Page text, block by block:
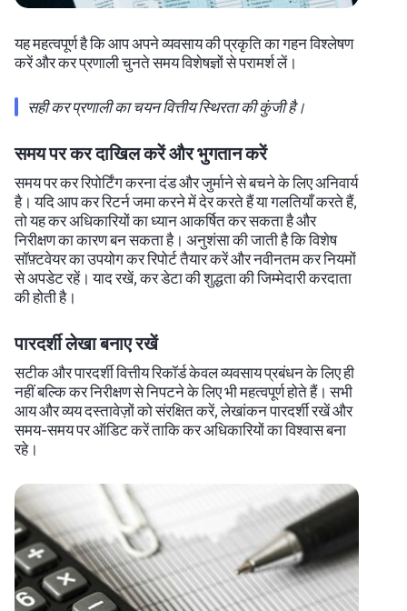
यह महत्वपूर्ण है कि आप अपने व्यवसाय की प्रकृति का गहन विश्लेषण
करें और कर प्रणाली चुनते समय विशेषज्ञों से परामर्श लें।
सही कर प्रणाली का चयन वित्तीय स्थिरता की कुंजी है।
समय पर कर दाखिल करें और भुगतान करें
समय पर कर रिपोर्टिंग करना दंड और जुर्माने से बचने के लिए अनिवार्य
है। यदि आप कर रिटर्न जमा करने में देर करते हैं या गलतियाँ करते हैं,
तो यह कर अधिकारियों का ध्यान आकर्षित कर सकता है और
निरीक्षण का कारण बन सकता है। अनुशंसा की जाती है कि विशेष
सॉफ़्टवेयर का उपयोग कर रिपोर्ट तैयार करें और नवीनतम कर नियमों
से अपडेट रहें। याद रखें, कर डेटा की शुद्धता की जिम्मेदारी करदाता
की होती है।
पारदर्शी लेखा बनाए रखें
सटीक और पारदर्शी वित्तीय रिकॉर्ड केवल व्यवसाय प्रबंधन के लिए ही
नहीं बल्कि कर निरीक्षण से निपटने के लिए भी महत्वपूर्ण होते हैं। सभी
आय और व्यय दस्तावेज़ों को संरक्षित करें, लेखांकन पारदर्शी रखें और
समय-समय पर ऑडिट करें ताकि कर अधिकारियों का विश्वास बना
रहे।